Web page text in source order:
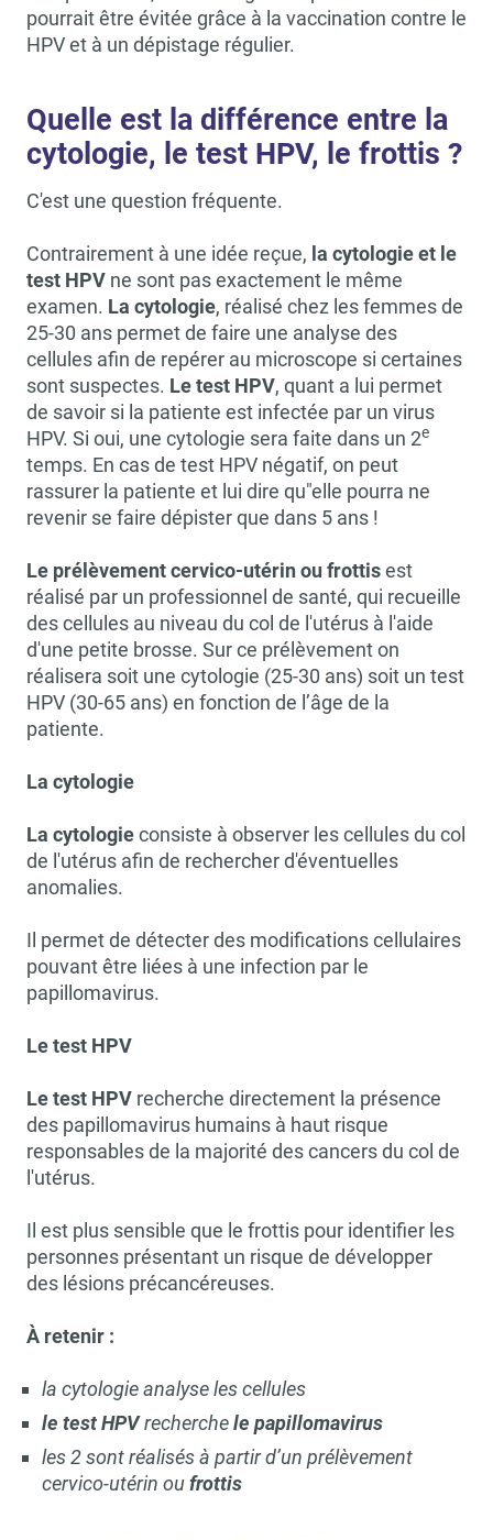
pourrait être évitée grâce à la vaccination contre le
HPV et à un dépistage régulier.
Quelle est la différence entre la
cytologie, le test HPV, le frottis ?
C'est une question fréquente.
Contrairement à une idée reçue, la cytologie et le
test HPV ne sont pas exactement le même
examen. La cytologie, réalisé chez les femmes de
25-30 ans permet de faire une analyse des
cellules afin de repérer au microscope si certaines
sont suspectes. Le test HPV, quant a lui permet
de savoir si la patiente est infectée par un virus
HPV. Si oui, une cytologie sera faite dans un 2e
temps. En cas de test HPV négatif, on peut
rassurer la patiente et lui dire qu"elle pourra ne
revenir se faire dépister que dans 5 ans !
Le prélèvement cervico-utérin ou frottisest
réalisé par un professionnel de santé, qui recueille
des cellules au niveau du col de l'utérus à l'aide
d'une petite brosse. Sur ce prélèvement on
réalisera soit une cytologie (25-30 ans) soit un test
HPV (30-65 ans) en fonction de l’âge de la
patiente.
La cytologie
La cytologieconsiste à observer les cellules du col
de l'utérus afin de rechercher d'éventuelles
anomalies.
Il permet de détecter des modifications cellulaires
pouvant être liées à une infection par le
papillomavirus.
Le test HPV
Le test HPV recherche directement la présence
des papillomavirus humains à haut risque
responsables de la majorité des cancers du col de
l'utérus.
Il est plus sensible que le frottis pour identifier les
personnes présentant un risque de développer
des lésions précancéreuses.
À retenir :
la cytologie analyse les cellules
le test HPVrecherchele papillomavirus
les 2 sont réalisés à partir d’un prélèvement
cervico-utérin oufrottis